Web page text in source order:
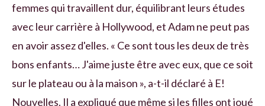
femmes qui travaillent dur, équilibrant leurs études
avec leur carrière à Hollywood, et Adam ne peut pas
en avoir assez d'elles. « Ce sont tous les deux de très
bons enfants… J'aime juste être avec eux, que ce soit
sur le plateau ou à la maison », a-t-il déclaré à E!
Nouvelles. Il a expliqué que même si les filles ont joué